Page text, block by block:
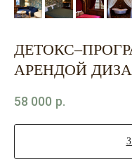
АРЕНДОЙ
58 000 р.